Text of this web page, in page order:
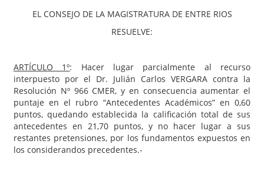
EL CONSEJO DE LA MAGISTRATURA DE ENTRE RIOS
RESUELVE:
ARTÍCULO 1º: Hacer lugar parcialmente al recurso
interpuesto por el Dr. Julián Carlos VERGARA contra la
Resolución Nº 966 CMER, y en consecuencia aumentar el
puntaje en el rubro “Antecedentes Académicos” en 0,60
puntos, quedando establecida la calificación total de sus
antecedentes en 21,70 puntos, y no hacer lugar a sus
restantes pretensiones, por los fundamentos expuestos en
los considerandos precedentes.-